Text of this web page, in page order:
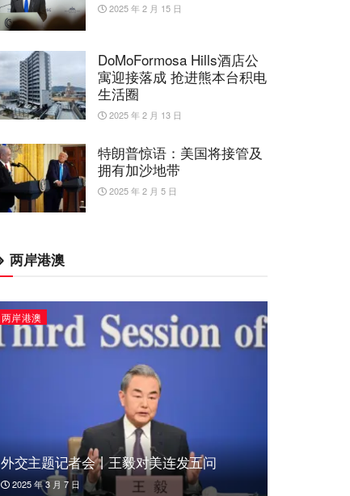
2025 年 2 月 15 日
DoMoFormosa Hills酒店公
寓迎接落成 抢进熊本台积电
生活圈
2025 年 2 月 13 日
特朗普惊语：美国将接管及
拥有加沙地带
2025 年 2 月 5 日
两岸港澳
两岸港澳
外交主题记者会丨王毅对美连发五问
2025 年 3 月 7 日